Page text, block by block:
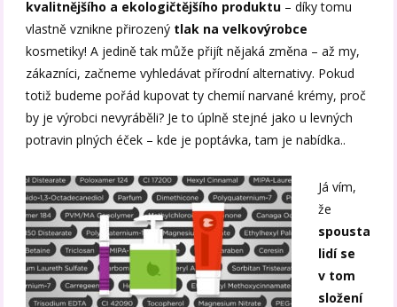
kvalitnějšího a ekologičtějšího produktu – díky tomu
vlastně vznikne přirozený tlak na velkovýrobce
kosmetiky! A jedině tak může přijít nějaká změna – až my,
zákazníci, začneme vyhledávat přírodní alternativy. Pokud
totiž budeme pořád kupovat ty chemií narvané krémy, proč
by je výrobci nevyráběli? Je to úplně stejné jako u levných
potravin plných éček – kde je poptávka, tam je nabídka..
Já vím,
že
spousta
lidí se
v tom
složení